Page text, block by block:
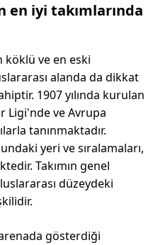
en iyi takımlarında
ve en eski
alanda da dikkat
1907 yılında kurulan
Ligi'nde ve Avrupa
tanınmaktadır.
yeri ve sıralamaları,
Takımın genel
düzeydeki
gösterdiği